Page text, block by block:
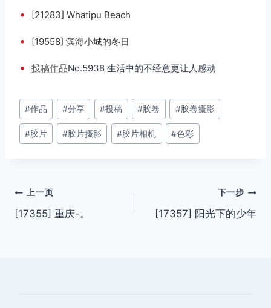
• [21283] Whatipu Beach
• [19558] 滨海小城的冬日
• 投稿作品No.5938 生活中的不经意更让人感动
文
章
标
#作品 #分享 #投稿 #胶卷 #胶卷摄影
#胶片 #胶片摄影 #胶片相机 #色彩
文
章
上一页
[17355] 重庆-。
下一步
[17357] 阳光下的少年